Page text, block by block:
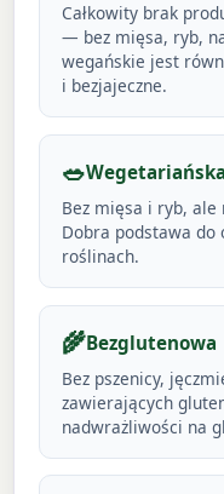
Całkowity brak
— bez mięsa, ryb,
wegańskie jest
i bezjajeczne.
🥗Wegetariańska
Bez mięsa i ryb, ale
Dobra podstawa do
roślinach.
🌾Bezglutenowa
Bez pszenicy,
zawierających
nadwrażliwości na